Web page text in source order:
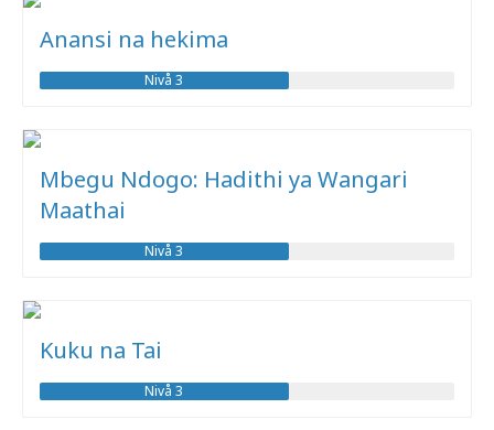
Anansi na hekima
Nivå 3
Mbegu Ndogo: Hadithi ya Wangari
Maathai
Nivå 3
Kuku na Tai
Nivå 3